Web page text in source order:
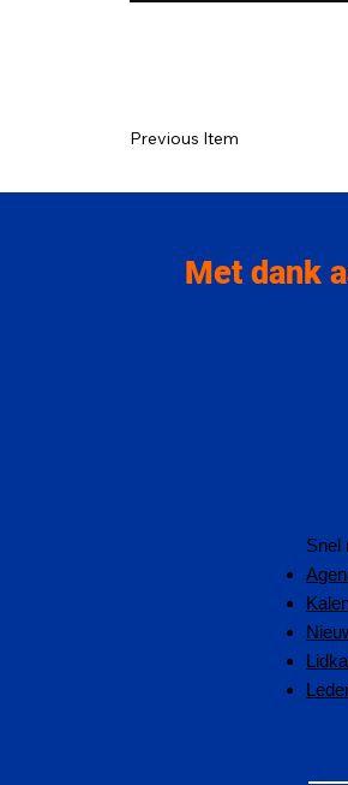
Previous Item
Met dank
Snel